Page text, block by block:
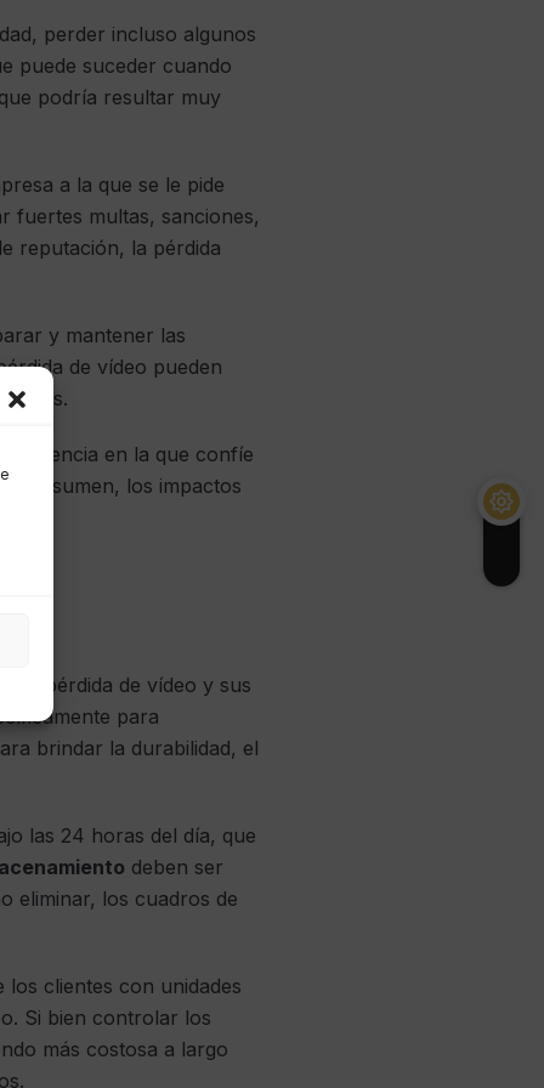
perder incluso algunos
puede suceder cuando
podría resultar muy
a la que se le pide
fuertes multas, sanciones,
reputación, la pérdida
y mantener las
de vídeo pueden
en la que confíe
resumen, los impactos
la pérdida de vídeo y sus
para
brindar la durabilidad, el
las 24 horas del día, que
deben ser
eliminar, los cuadros de
clientes con unidades
Si bien controlar los
más costosa a largo